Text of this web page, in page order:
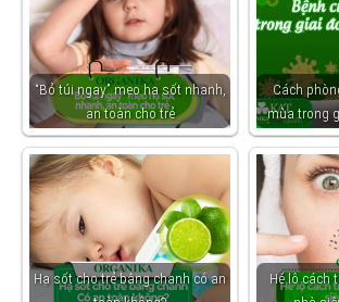
“Bỏ túi ngay” mẹo hạ sốt nhanh,
an toàn cho trẻ
Cách
mùa trong
Hạ sốt cho trẻ bằng chanh có an
Hé lộ cách